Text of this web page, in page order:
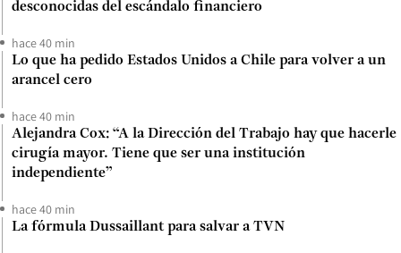
desconocidas del escándalo financiero
hace 40 min
Lo que ha pedido Estados Unidos a Chile para volver a un
arancel cero
hace 40 min
Alejandra Cox: “A la Dirección del Trabajo hay que hacerle
cirugía mayor. Tiene que ser una institución
independiente”
hace 40 min
La fórmula Dussaillant para salvar a TVN